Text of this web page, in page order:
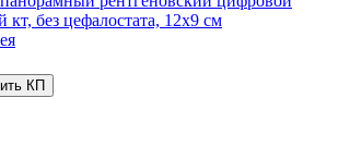
кт, без цефалостата, 12x9 см
КП